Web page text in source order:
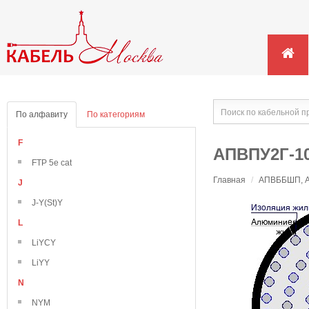
По алфавиту По категориям
F
FTP 5e cat
J
J-Y(St)Y
L
LiYCY
LiYY
N
NYM
АПВПУ2Г-
Главная / АПВББШП,